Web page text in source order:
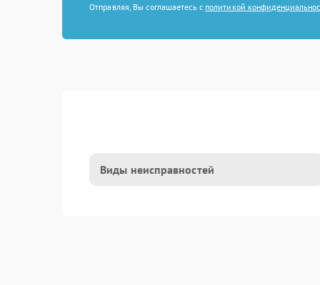
Отправляя, Вы соглашаетесь с политикой
Виды неисправностей